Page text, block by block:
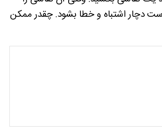
است دچار اشتباه و خطا بشود. چقدر ممکن